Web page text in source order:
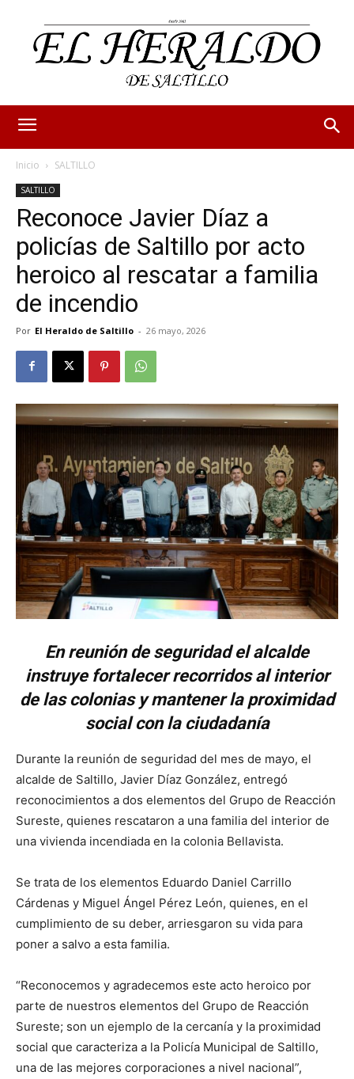
Inicio SALTILLO
SALTILLO
Reconoce Javier Díaz a
policías de Saltillo por acto
heroico al rescatar a familia
de incendio
Por El Heraldo de Saltillo - 26 mayo, 2026
En reunión de seguridad el alcalde
instruye fortalecer recorridos al interior
de las colonias y mantener la proximidad
social con la ciudadanía
Durante la reunión de seguridad del mes de mayo, el
alcalde de Saltillo, Javier Díaz González, entregó
reconocimientos a dos elementos del Grupo de Reacción
Sureste, quienes rescataron a una familia del interior de
una vivienda incendiada en la colonia Bellavista.
Se trata de los elementos Eduardo Daniel Carrillo
Cárdenas y Miguel Ángel Pérez León, quienes, en el
cumplimiento de su deber, arriesgaron su vida para
poner a salvo a esta familia.
“Reconocemos y agradecemos este acto heroico por
parte de nuestros elementos del Grupo de Reacción
Sureste; son un ejemplo de la cercanía y la proximidad
social que caracteriza a la Policía Municipal de Saltillo,
una de las mejores corporaciones a nivel nacional”,